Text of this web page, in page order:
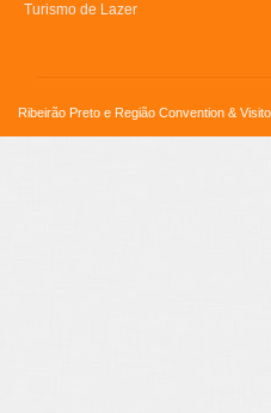
Turismo de Lazer
Ribeirão Preto e Região Convention &